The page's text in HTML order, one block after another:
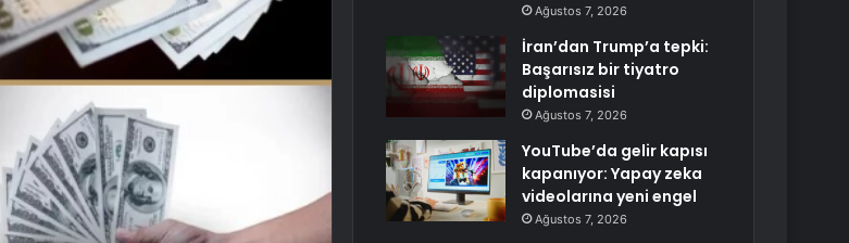
Ağustos 7, 2026
İran’dan Trump’a tepki:
Başarısız bir tiyatro
diplomasisi
Ağustos 7, 2026
YouTube’da gelir kapısı
kapanıyor: Yapay zeka
videolarına yeni engel
Ağustos 7, 2026